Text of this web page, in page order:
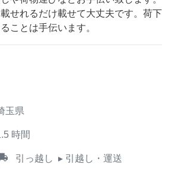
せれるだけ載せて大丈夫です。荷下
ことは手伝います。
玉県
時間
引っ越し ▸ 引越し・運送